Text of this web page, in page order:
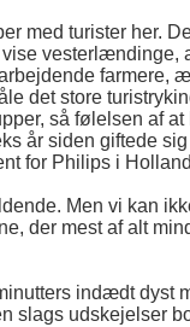
med turister her.
vesterlændinge,
farmere,
det store
så følelsen af
år siden giftede
for Philips i
Men vi kan
der mest af alt
indædt dyst
slags udskejelser